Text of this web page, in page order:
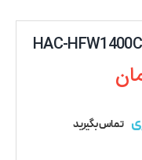
تماس بگیرید